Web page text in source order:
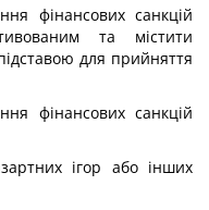
фінансових санкцій
та містити
для прийняття
фінансових санкцій
ігор або інших